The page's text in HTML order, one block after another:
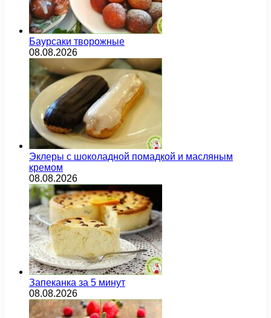
Баурсаки творожные
08.08.2026
Эклеры с шоколадной помадкой и масляным
кремом
08.08.2026
Запеканка за 5 минут
08.08.2026